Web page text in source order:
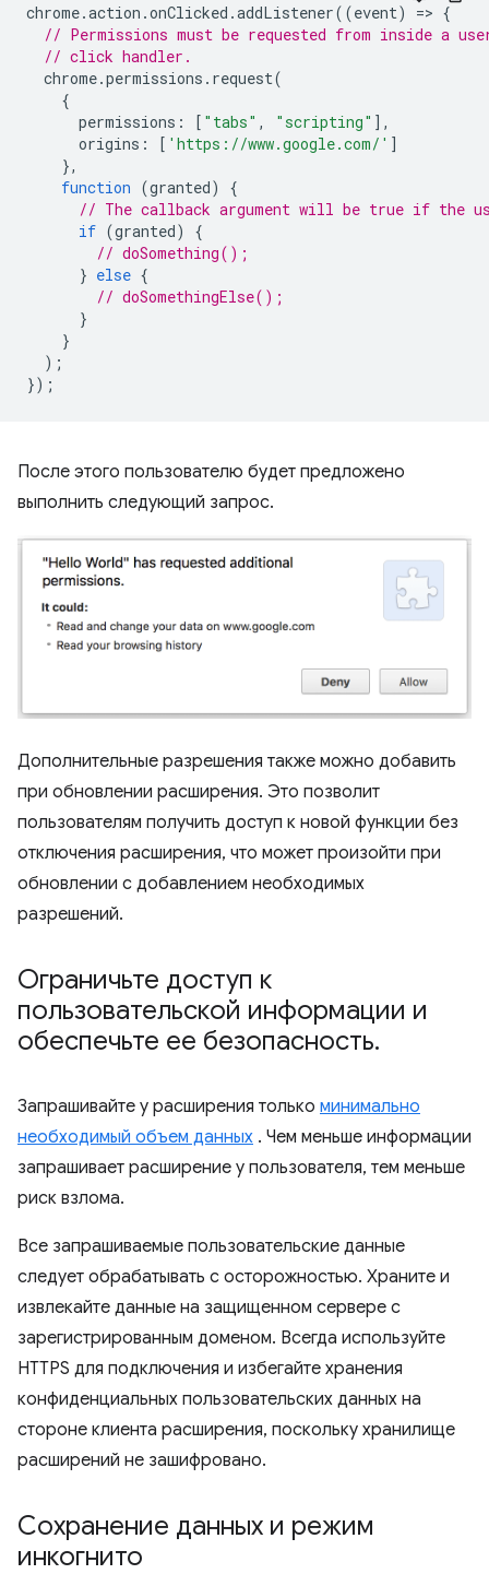
chrome.action .onClicked .addListener((event) => {
// Permissions must be requested from inside a
// click handler.
chrome.permissions . request(
{
permissions : [ "tabs" , "scripting" ],
origins : [ 'https://www.google.com/' ]
},
function (granted)
{
// The callback argument will be true if the
if (granted)
{
// doSomething();
} else {
// doSomethingElse();
}
}
);
});
После этого пользователю будет предложено
выполнить следующий запрос.
Дополнительные разрешения также можно добавить
при обновлении расширения. Это позволит
пользователям получить доступ к новой функции без
отключения расширения, что может произойти при
обновлении с добавлением необходимых
разрешений.
Ограничьте доступ к
пользовательской информации и
обеспечьте ее безопасность.
Запрашивайте у расширения только минимально
необходимый объем данных . Чем меньше информации
запрашивает расширение у пользователя, тем меньше
риск взлома.
Все запрашиваемые пользовательские данные
следует обрабатывать с осторожностью. Храните и
извлекайте данные на защищенном сервере с
зарегистрированным доменом. Всегда используйте
HTTPS для подключения и избегайте хранения
конфиденциальных пользовательских данных на
стороне клиента расширения, поскольку хранилище
расширений не зашифровано.
Сохранение данных и режим
инкогнито